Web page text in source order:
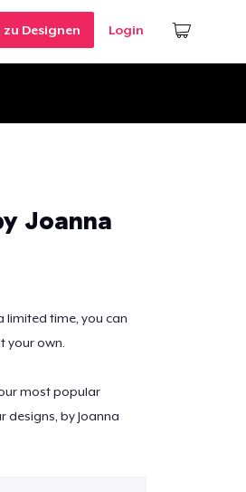
zu Designen Login
Joanna
limited time, you can
your own.
most popular
by Joanna